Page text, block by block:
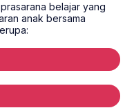
belajar yang
anak bersama